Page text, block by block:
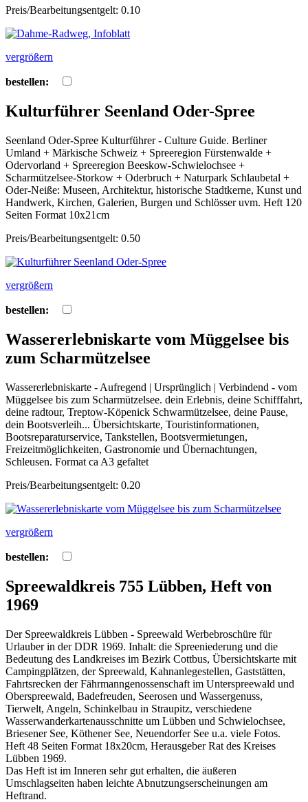
Preis/Bearbeitungsentgelt: 0.10
vergrößern
bestellen:
Kulturführer Seenland Oder-Spree
Seenland Oder-Spree Kulturführer - Culture Guide. Berliner
Umland + Märkische Schweiz + Spreeregion Fürstenwalde +
Odervorland + Spreeregion Beeskow-Schwielochsee +
Scharmützelsee-Storkow + Oderbruch + Naturpark Schlaubetal +
Oder-Neiße: Museen, Architektur, historische Stadtkerne, Kunst und
Handwerk, Kirchen, Galerien, Burgen und Schlösser uvm. Heft 120
Seiten Format 10x21cm
Preis/Bearbeitungsentgelt: 0.50
vergrößern
bestellen:
Wassererlebniskarte vom Müggelsee bis
zum Scharmützelsee
Wassererlebniskarte - Aufregend | Ursprünglich | Verbindend - vom
Müggelsee bis zum Scharmützelsee. dein Erlebnis, deine Schifffahrt,
deine radtour, Treptow-Köpenick Schwarmützelsee, deine Pause,
dein Bootsverleih... Übersichtskarte, Touristinformationen,
Bootsreparaturservice, Tankstellen, Bootsvermietungen,
Freizeitmöglichkeiten, Gastronomie und Übernachtungen,
Schleusen. Format ca A3 gefaltet
Preis/Bearbeitungsentgelt: 0.20
vergrößern
bestellen:
Spreewaldkreis 755 Lübben, Heft von
1969
Der Spreewaldkreis Lübben - Spreewald Werbebroschüre für
Urlauber in der DDR 1969. Inhalt: die Spreeniederung und die
Bedeutung des Landkreises im Bezirk Cottbus, Übersichtskarte mit
Campingplätzen, der Spreewald, Kahnanlegestellen, Gaststätten,
Fahrtsrecken der Fährmanngenossenschaft im Unterspreewald und
Oberspreewald, Badefreuden, Seerosen und Wassergenuss,
Tierwelt, Angeln, Schinkelbau in Straupitz, verschiedene
Wasserwanderkartenausschnitte um Lübben und Schwielochsee,
Briesener See, Köthener See, Neuendorfer See u.a. viele Fotos.
Heft 48 Seiten Format 18x20cm, Herausgeber Rat des Kreises
Lübben 1969.
Das Heft ist im Inneren sehr gut erhalten, die äußeren
Umschlagseiten haben leichte Abnutzungserscheinungen am
Heftrand.